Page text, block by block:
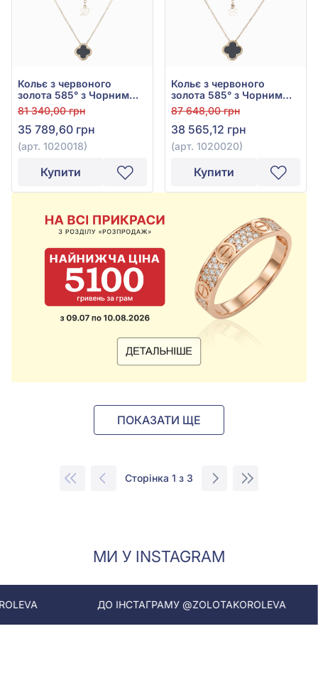
Кольє з червоного
золота 585° з Чорним
Оніксом, арт. 1020018
81 340,00 грн
35 789,60 грн
(арт. 1020018)
Купити
Кольє з червоного
золота 585° з Чорним
Оніксом, арт. 1020020
87 648,00 грн
38 565,12 грн
(арт. 1020020)
Купити
ПОКАЗАТИ ЩЕ
Сторінка 1 з 3
МИ У INSTAGRAM
ДО ІНСТАГРАМУ @ZOLOTAKOROLEVA ДО